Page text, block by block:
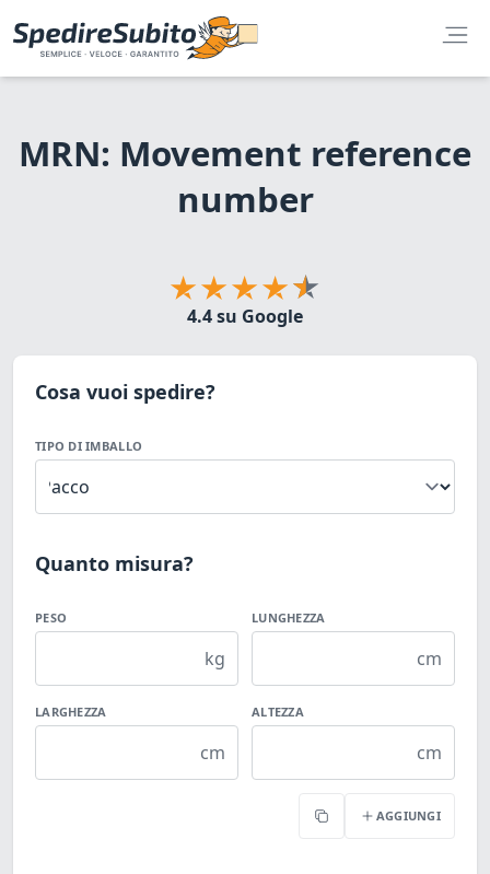
MRN: Movement reference
number
4.4 su Google
Cosa vuoi spedire?
TIPO DI IMBALLO
Quanto misura?
PESO
kg
LUNGHEZZA
cm
LARGHEZZA
cm
ALTEZZA
cm
Copia AGGIUNGI